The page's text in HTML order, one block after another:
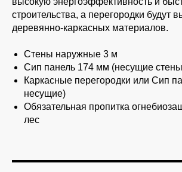
строительства, а перегородки будут
деревянно-каркасных материалов.
Стены наружные 3 м
Сип панель 174 мм (несущие
Каркасные перегородки или Сип
несущие)
Обязательная пропитка
лес